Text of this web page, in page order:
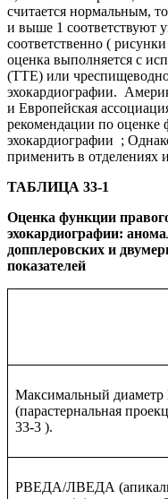
считается нормальным,
и выше 1 соответствуют
соответственно (
оценка выполняется с
(ТТЕ) или
эхокардиографии.
и Европейская
рекомендации по
эхокардиографии ;
применить в отделениях
ТАБЛИЦА 33-1
Оценка функции
эхокардиографии:
допплеровских и
показателей
Максимальный
(парастернальная
33-3 ).
РВЕДА/ЛВЕДА